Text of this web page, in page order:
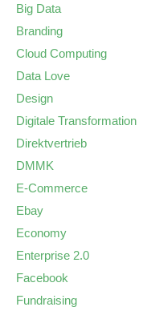
Big Data
Branding
Cloud Computing
Data Love
Design
Digitale Transformation
Direktvertrieb
DMMK
E-Commerce
Ebay
Economy
Enterprise 2.0
Facebook
Fundraising